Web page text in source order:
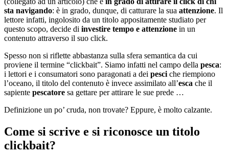
sta navigando: è in grado, dunque, di catturare la sua attenzione. Il
lettore infatti, ingolosito da un titolo appositamente studiato per
questo scopo, decide di investire tempo e attenzione in un
contenuto attraverso il suo click.
Spesso non si riflette abbastanza sulla sfera semantica da cui
proviene il termine “clickbait”. Siamo infatti nel campo della pesca:
i lettori e i consumatori sono paragonati a dei pesci che riempiono
l’oceano, il titolo del contenuto è invece assimilato all’esca che il
sapiente pescatore sa gettare per attirare le sue prede …
Definizione un po’ cruda, non trovate? Eppure, è molto calzante.
Come si scrive e si riconosce un titolo
clickbait?